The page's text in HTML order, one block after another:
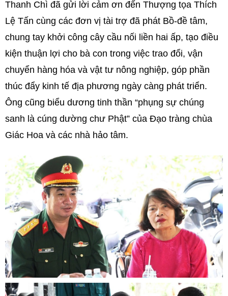
Thanh Chì đã gửi lời cảm ơn đến Thượng tọa Thích
Lệ Tấn cùng các đơn vị tài trợ đã phát Bồ-đề tâm,
chung tay khởi công cây cầu nối liền hai ấp, tạo điều
kiện thuận lợi cho bà con trong việc trao đổi, vận
chuyển hàng hóa và vật tư nông nghiệp, góp phần
thúc đẩy kinh tế địa phương ngày càng phát triển.
Ông cũng biểu dương tinh thần “phụng sự chúng
sanh là cúng dường chư Phật” của Đạo tràng chùa
Giác Hoa và các nhà hảo tâm.